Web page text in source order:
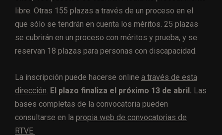
libre. Otras 155 plazas a través de un proceso en el
que sólo se tendrán en cuenta los méritos. 25 plazas
se cubrirán en un proceso con méritos y prueba, y se
reservan 18 plazas para personas con discapacidad.
La inscripción puede hacerse online a través de esta
dirección. El plazo finaliza el próximo 13 de abril. Las
bases completas de la convocatoria pueden
consultarse en la propia web de convocatorias de
RTVE.